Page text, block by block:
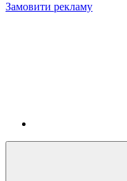
Замовити рекламу